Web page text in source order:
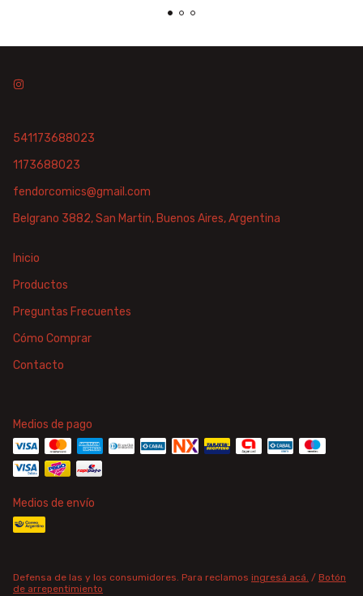
541173688023
1173688023
fendorcomics@gmail.com
Belgrano 3882, San Martin, Buenos Aires, Argentina
Inicio
Productos
Preguntas Frecuentes
Cómo Comprar
Contacto
Medios de pago
Medios de envío
Defensa de las y los consumidores. Para reclamos ingresá acá. / Botón
de arrepentimiento